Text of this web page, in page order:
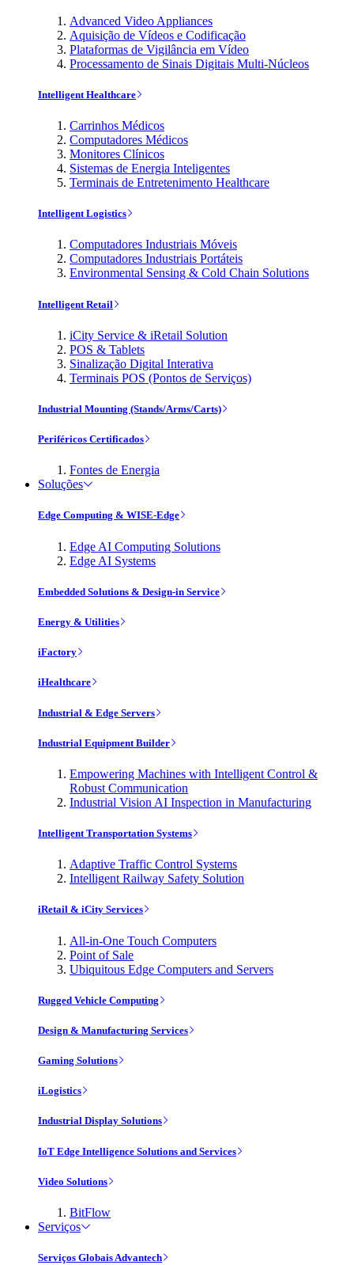
Advanced Video Appliances
Aquisição de Vídeos e Codificação
Plataformas de Vigilância em Vídeo
Processamento de Sinais Digitais Multi-Núcleos
Intelligent Healthcare
Carrinhos Médicos
Computadores Médicos
Monitores Clínicos
Sistemas de Energia Inteligentes
Terminais de Entretenimento Healthcare
Intelligent Logistics
Computadores Industriais Móveis
Computadores Industriais Portáteis
Environmental Sensing & Cold Chain Solutions
Intelligent Retail
iCity Service & iRetail Solution
POS & Tablets
Sinalização Digital Interativa
Terminais POS (Pontos de Serviços)
Industrial Mounting (Stands/Arms/Carts)
Periféricos Certificados
Fontes de Energia
Soluções
Edge Computing & WISE-Edge
Edge AI Computing Solutions
Edge AI Systems
Embedded Solutions & Design-in Service
Energy & Utilities
iFactory
iHealthcare
Industrial & Edge Servers
Industrial Equipment Builder
Empowering Machines with Intelligent Control &
Robust Communication
Industrial Vision AI Inspection in Manufacturing
Intelligent Transportation Systems
Adaptive Traffic Control Systems
Intelligent Railway Safety Solution
iRetail & iCity Services
All-in-One Touch Computers
Point of Sale
Ubiquitous Edge Computers and Servers
Rugged Vehicle Computing
Design & Manufacturing Services
Gaming Solutions
iLogistics
Industrial Display Solutions
IoT Edge Intelligence Solutions and Services
Video Solutions
BitFlow
Serviços
Serviços Globais Advantech